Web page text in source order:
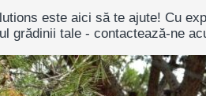
este aici să te ajute! Cu
grădinii tale - contactează-ne